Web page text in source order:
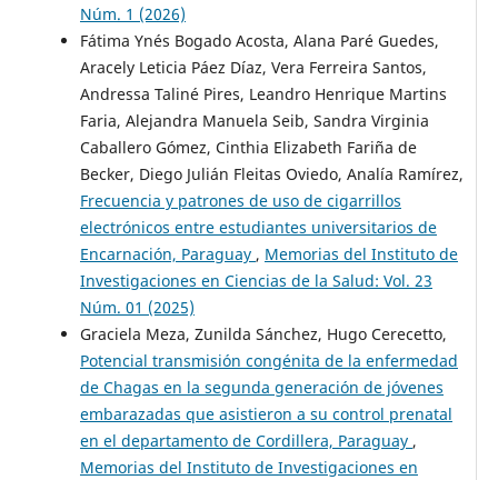
Núm. 1 (2026)
Fátima Ynés Bogado Acosta, Alana Paré Guedes,
Aracely Leticia Páez Díaz, Vera Ferreira Santos,
Andressa Taliné Pires, Leandro Henrique Martins
Faria, Alejandra Manuela Seib, Sandra Virginia
Caballero Gómez, Cinthia Elizabeth Fariña de
Becker, Diego Julián Fleitas Oviedo, Analía Ramírez,
Frecuencia y patrones de uso de cigarrillos
electrónicos entre estudiantes universitarios de
Encarnación, Paraguay , Memorias del Instituto de
Investigaciones en Ciencias de la Salud: Vol. 23
Núm. 01 (2025)
Graciela Meza, Zunilda Sánchez, Hugo Cerecetto,
Potencial transmisión congénita de la enfermedad
de Chagas en la segunda generación de jóvenes
embarazadas que asistieron a su control prenatal
en el departamento de Cordillera, Paraguay ,
Memorias del Instituto de Investigaciones en